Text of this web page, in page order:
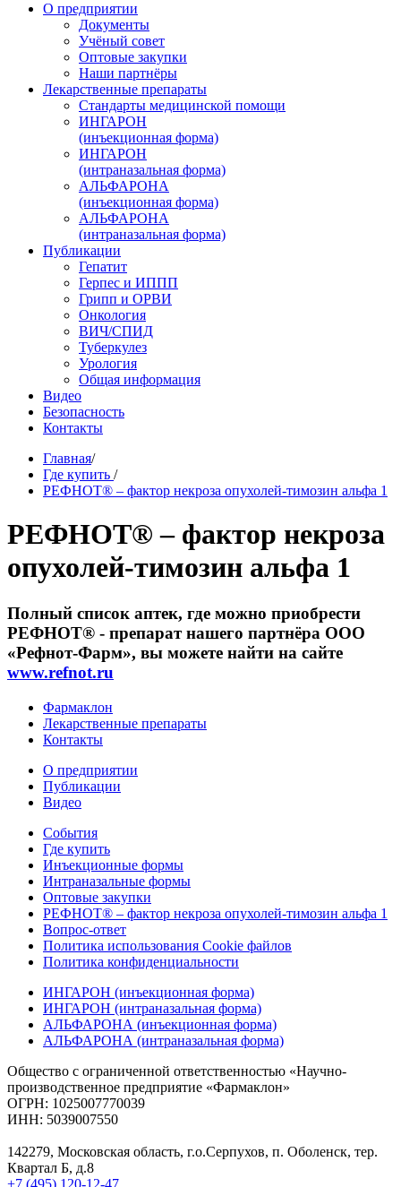
О предприятии
Документы
Учёный совет
Оптовые закупки
Наши партнёры
Лекарственные препараты
Стандарты медицинской помощи
ИНГАРОН
(инъекционная форма)
ИНГАРОН
(интраназальная форма)
АЛЬФАРОНА
(инъекционная форма)
АЛЬФАРОНА
(интраназальная форма)
Публикации
Гепатит
Герпес и ИППП
Грипп и ОРВИ
Онкология
ВИЧ/СПИД
Туберкулез
Урология
Общая информация
Видео
Безопасность
Контакты
Главная/
Где купить /
РЕФНОТ® – фактор некроза опухолей-тимозин альфа 1
РЕФНОТ® – фактор некроза
опухолей-тимозин альфа 1
Полный список аптек, где можно приобрести
РЕФНОТ® - препарат нашего партнёра ООО
«Рефнот-Фарм», вы можете найти на сайте
www.refnot.ru
Фармаклон
Лекарственные препараты
Контакты
О предприятии
Публикации
Видео
События
Где купить
Инъекционные формы
Интраназальные формы
Оптовые закупки
РЕФНОТ® – фактор некроза опухолей-тимозин альфа 1
Вопрос-ответ
Политика использования Cookie файлов
Политика конфиденциальности
ИНГАРОН (инъекционная форма)
ИНГАРОН (интраназальная форма)
АЛЬФАРОНА (инъекционная форма)
АЛЬФАРОНА (интраназальная форма)
Общество с ограниченной ответственностью «Научно-
производственное предприятие «Фармаклон»
ОГРН: 1025007770039
ИНН: 5039007550
142279, Московская область, г.о.Серпухов, п. Оболенск, тер.
Квартал Б, д.8
+7 (495) 120-12-47